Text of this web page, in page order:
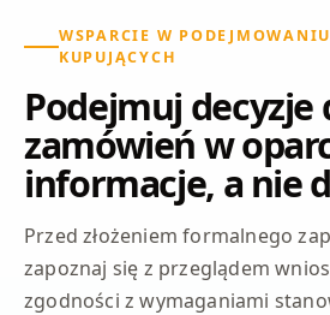
WSPARCIE W
KUPUJĄCYCH
Podejmuj decyzje
zamówień w
informacje, a nie
Przed złożeniem formalnego
zapoznaj się z przeglądem
zgodności z wymaganiami